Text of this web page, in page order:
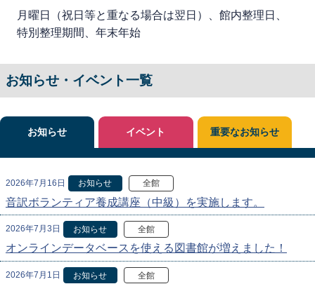
月曜日（祝日等と重なる場合は翌日）、館内整理日、
特別整理期間、年末年始
お知らせ・イベント一覧
お知らせ
2026年7月16日 お知らせ 全館
音訳ボランティア養成講座（中級）を実施します。
2026年7月3日 お知らせ 全館
オンラインデータベースを使える図書館が増えました！
2026年7月1日 お知らせ 全館
イベント 重要なお知らせ